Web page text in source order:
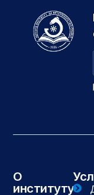
О
институту